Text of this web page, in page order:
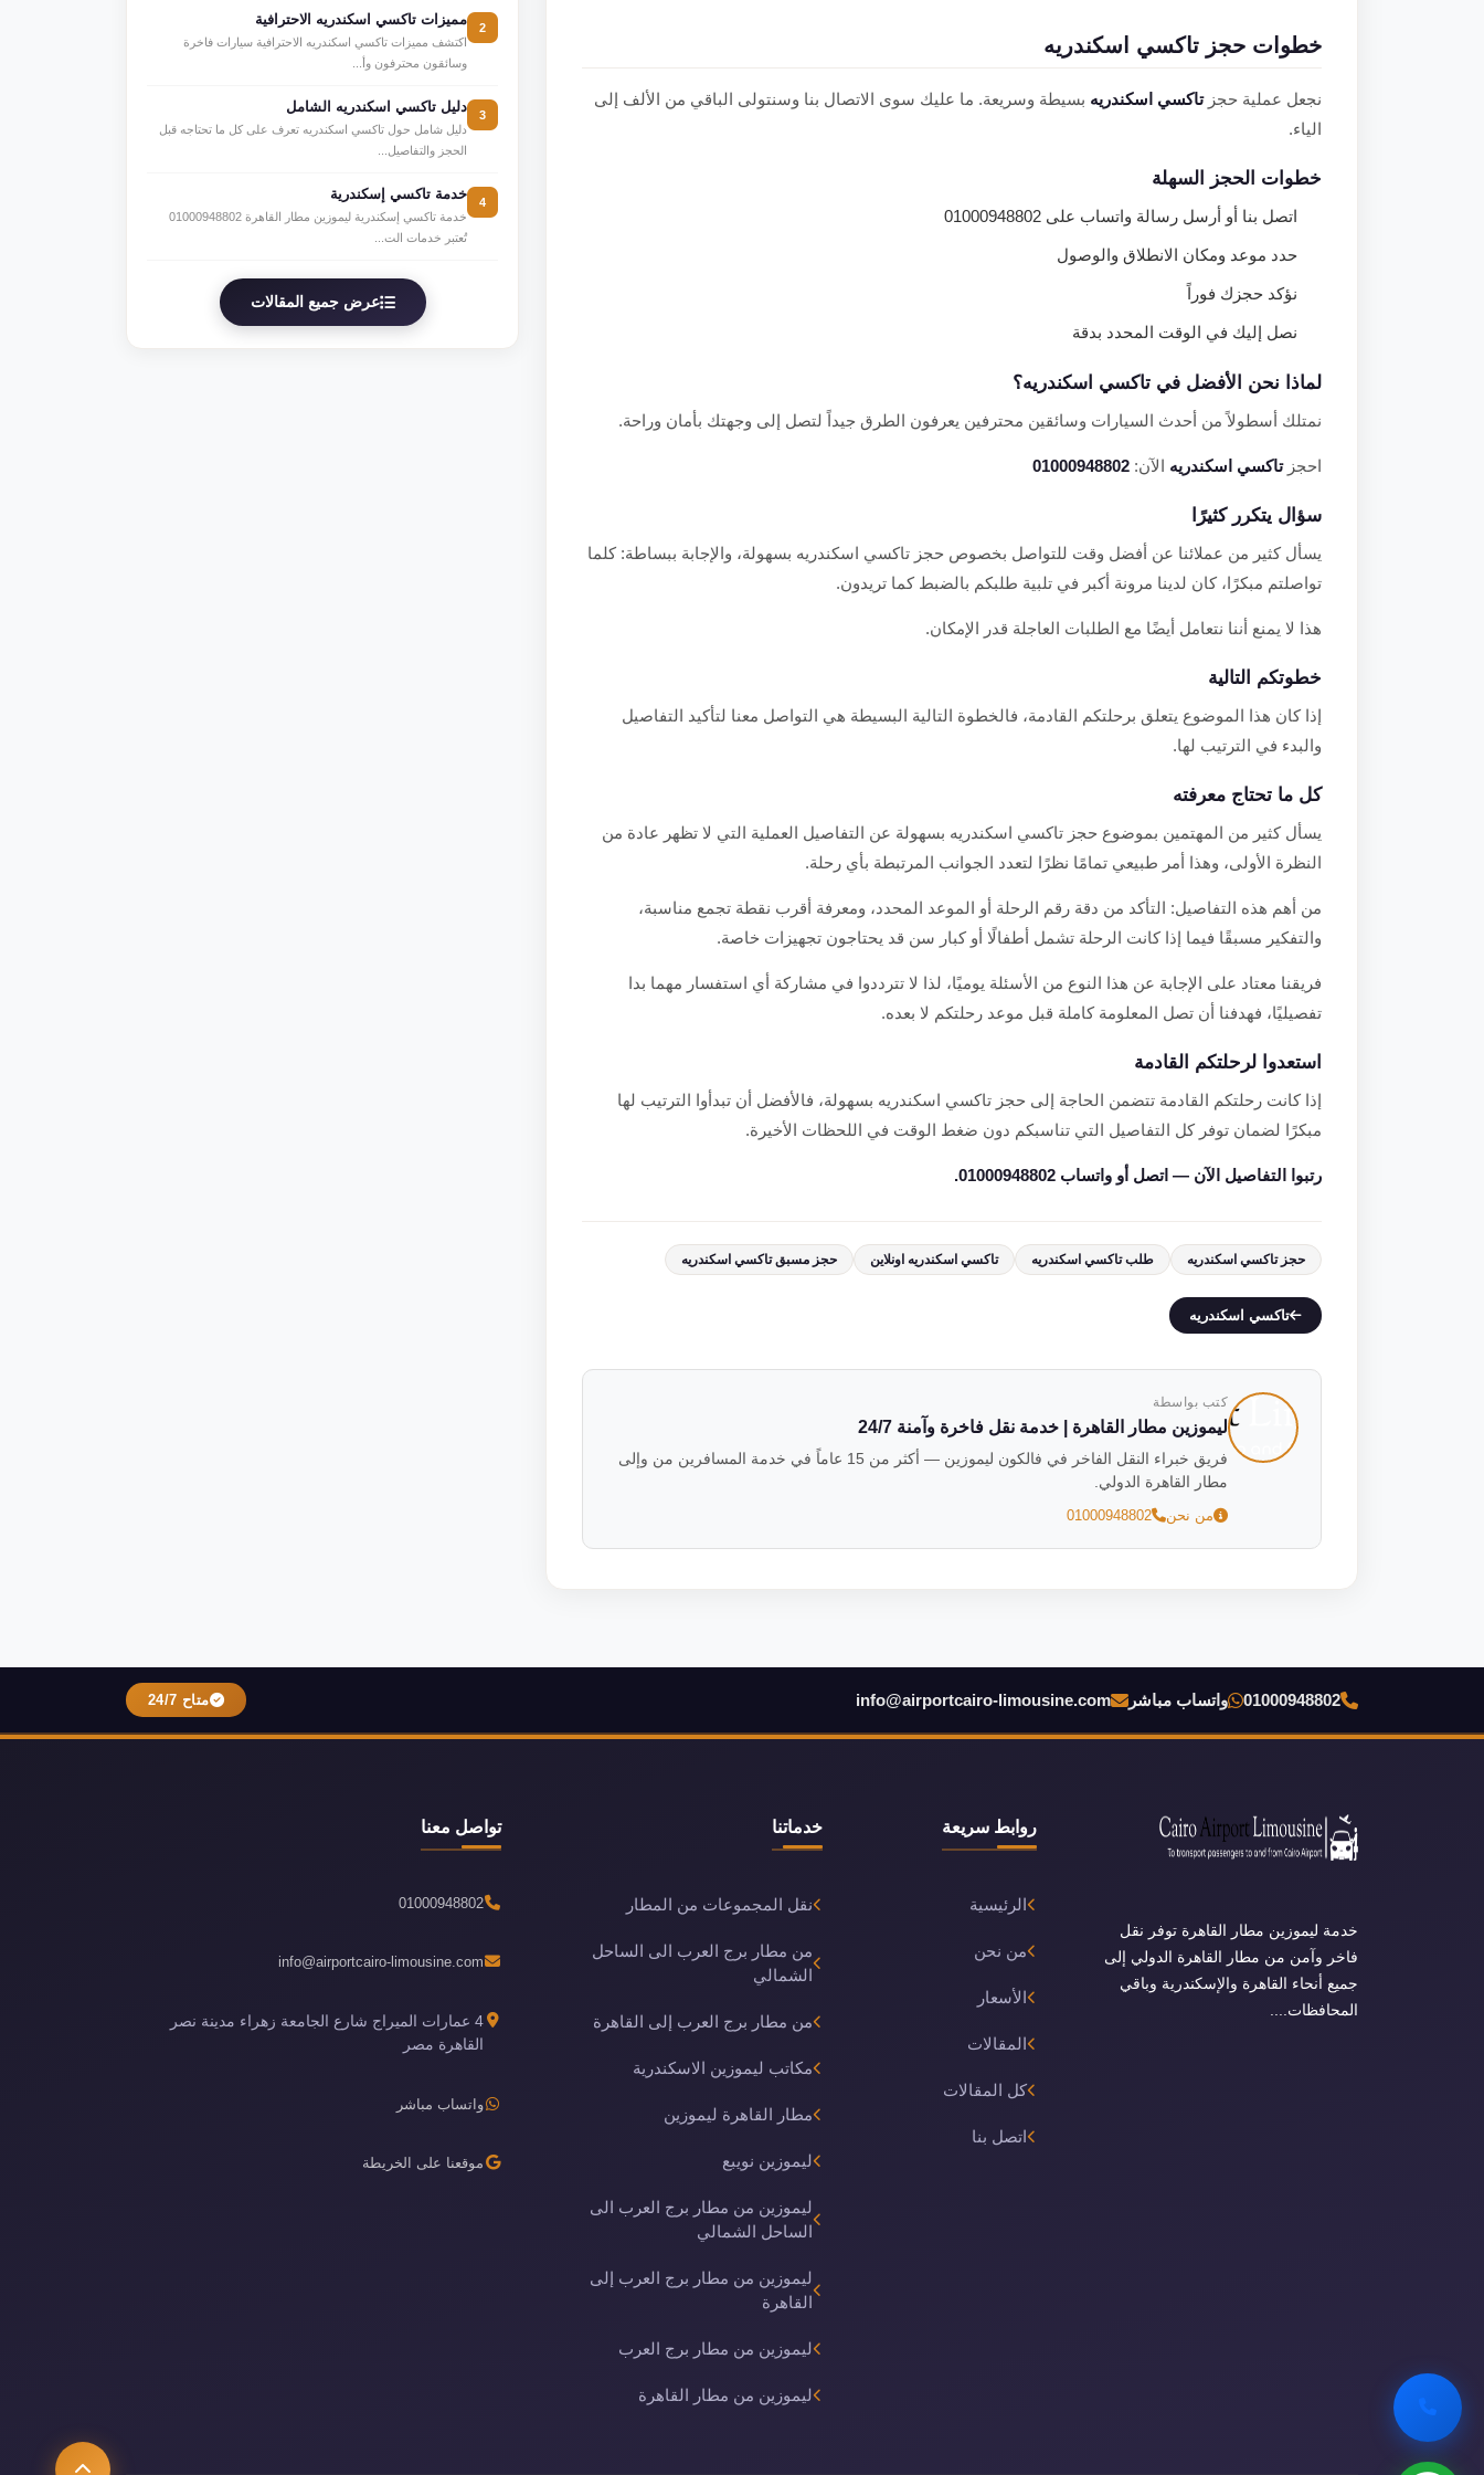
خطوات حجز تاكسي اسكندريه
نجعل عملية حجزتاكسي اسكندريه بسيطة وسريعة. ما عليك سوى الاتصال بنا وسنتولى الباقي من الألف إلى
الياء.
خطوات الحجز السهلة
اتصل بنا أو أرسل رسالة واتساب على 01000948802
حدد موعد ومكان الانطلاق والوصول
نؤكد حجزك فوراً
نصل إليك في الوقت المحدد بدقة
لماذا نحن الأفضل في تاكسي اسكندريه؟
نمتلك أسطولاً من أحدث السيارات وسائقين محترفين يعرفون الطرق جيداً لتصل إلى وجهتك بأمان وراحة.
احجزتاكسي اسكندريه الآن: 01000948802
سؤال يتكرر كثيرًا
يسأل كثير من عملائنا عن أفضل وقت للتواصل بخصوص حجز تاكسي اسكندريه بسهولة، والإجابة ببساطة: كلما
تواصلتم مبكرًا، كان لدينا مرونة أكبر في تلبية طلبكم بالضبط كما تريدون.
هذا لا يمنع أننا نتعامل أيضًا مع الطلبات العاجلة قدر الإمكان.
خطوتكم التالية
إذا كان هذا الموضوع يتعلق برحلتكم القادمة، فالخطوة التالية البسيطة هي التواصل معنا لتأكيد التفاصيل
والبدء في الترتيب لها.
كل ما تحتاج معرفته
يسأل كثير من المهتمين بموضوع حجز تاكسي اسكندريه بسهولة عن التفاصيل العملية التي لا تظهر عادة من
النظرة الأولى، وهذا أمر طبيعي تمامًا نظرًا لتعدد الجوانب المرتبطة بأي رحلة.
من أهم هذه التفاصيل: التأكد من دقة رقم الرحلة أو الموعد المحدد، ومعرفة أقرب نقطة تجمع مناسبة،
والتفكير مسبقًا فيما إذا كانت الرحلة تشمل أطفالًا أو كبار سن قد يحتاجون تجهيزات خاصة.
فريقنا معتاد على الإجابة عن هذا النوع من الأسئلة يوميًا، لذا لا تترددوا في مشاركة أي استفسار مهما بدا
تفصيليًا، فهدفنا أن تصل المعلومة كاملة قبل موعد رحلتكم لا بعده.
استعدوا لرحلتكم القادمة
إذا كانت رحلتكم القادمة تتضمن الحاجة إلى حجز تاكسي اسكندريه بسهولة، فالأفضل أن تبدأوا الترتيب لها
مبكرًا لضمان توفر كل التفاصيل التي تناسبكم دون ضغط الوقت في اللحظات الأخيرة.
رتبوا التفاصيل الآن — اتصل أو واتساب 01000948802.
حجز تاكسي اسكندريه طلب تاكسي اسكندريه تاكسي اسكندريه اونلاين حجز مسبق تاكسي اسكندريه
تاكسي اسكندريه
كتب بواسطة
ليموزين مطار القاهرة | خدمة نقل فاخرة وآمنة 24/7
فريق خبراء النقل الفاخر في فالكون ليموزين — أكثر من 15 عاماً في خدمة المسافرين من وإلى
مطار القاهرة الدولي.
من نحن
01000948802
2 مميزات تاكسي اسكندريه الاحترافية
اكتشف مميزات تاكسي اسكندريه الاحترافية سيارات فاخرة
وسائقون محترفون وأ...
3 دليل تاكسي اسكندريه الشامل
دليل شامل حول تاكسي اسكندريه تعرف على كل ما تحتاجه قبل
الحجز والتفاصيل...
4 خدمة تاكسي إسكندرية
خدمة تاكسي إسكندرية ليموزين مطار القاهرة 01000948802
تُعتبر خدمات الت...
عرض جميع المقالات
01000948802 واتساب مباشر info@airportcairo-limousine.com متاح 24/7
خدمة ليموزين مطار القاهرة توفر نقل
فاخر وآمن من مطار القاهرة الدولي إلى
جميع أنحاء القاهرة والإسكندرية وباقي
المحافظات....
روابط سريعة
الرئيسية
من نحن
الأسعار
المقالات
كل المقالات
اتصل بنا
خدماتنا
نقل المجموعات من المطار
من مطار برج العرب الى الساحل
الشمالي
من مطار برج العرب إلى القاهرة
مكاتب ليموزين الاسكندرية
مطار القاهرة ليموزين
ليموزين نويبع
ليموزين من مطار برج العرب الى
الساحل الشمالي
ليموزين من مطار برج العرب إلى
القاهرة
ليموزين من مطار برج العرب
ليموزين من مطار القاهرة
تواصل معنا
01000948802
info@airportcairo-limousine.com
4 عمارات الميراج شارع الجامعة زهراء مدينة نصر
القاهرة مصر
واتساب مباشر
موقعنا على الخريطة